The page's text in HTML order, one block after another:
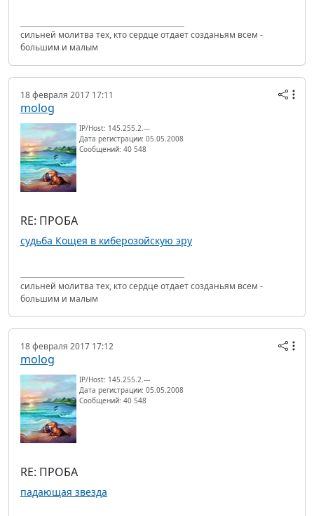
сильней молитва тех, кто сердце отдает созданьям всем -
большим и малым
18 февраля 2017 17:11
molog
IP/Host: 145.255.2.---
Дата регистрации: 05.05.2008
Сообщений: 40 548
RE: ПРОБА
судьба Кощея в киберозойскую эру
сильней молитва тех, кто сердце отдает созданьям всем -
большим и малым
18 февраля 2017 17:12
molog
IP/Host: 145.255.2.---
Дата регистрации: 05.05.2008
Сообщений: 40 548
RE: ПРОБА
падающая звезда